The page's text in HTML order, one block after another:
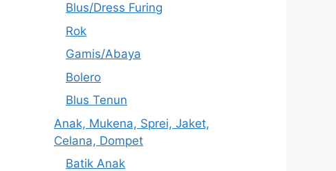
Blus/Dress Furing
Rok
Gamis/Abaya
Bolero
Blus Tenun
Anak, Mukena, Sprei, Jaket,
Celana, Dompet
Batik Anak